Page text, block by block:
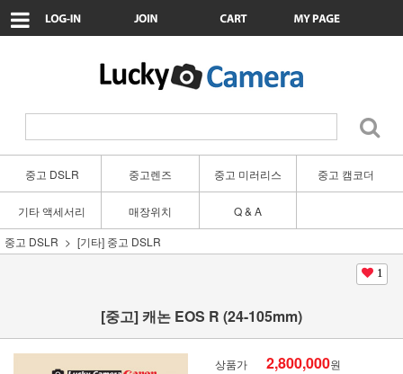
중고 DSLR 중고렌즈 중고 미러리스 중고 캠코더
기타 액세서리 매장위치
Q & A
중고 DSLR
[기타] 중고 DSLR
1
[중고] 캐논 EOS R (24-105mm)
상품가 2,800,000원